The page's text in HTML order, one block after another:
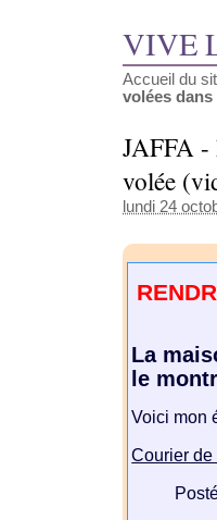
VIVE
Accueil du
volées dans
JAFFA -
volée
lundi 24
La
le
Voici mon
Courier de